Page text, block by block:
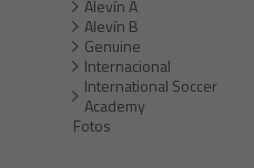
Alevín A
Alevín B
Genuine
Internacional
International Soccer
Academy
Fotos